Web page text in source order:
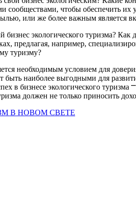
чтобы обеспечить их
или же более важным
экологического туризма?
предлагая, например,
туризму?
необходимым условием для
быть наиболее выгодными для
в бизнесе экологического
должен не только приносить
В НОВОМ СВЕТЕ